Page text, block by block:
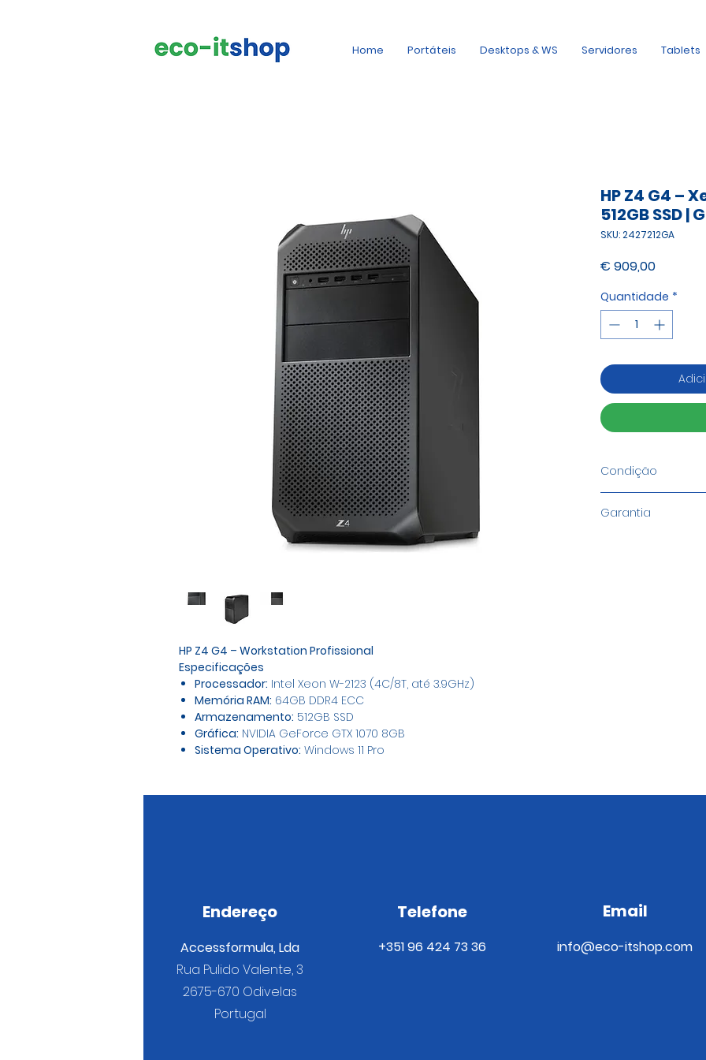
Home Portáteis Desktops & WS Servidores Tablets
HP Z4 G4 – Workstation Profissional
Especificações
Processador: Intel Xeon W-2123 (4C/8T, até 3.9GHz)
Memória RAM: 64GB DDR4 ECC
Armazenamento: 512GB SSD
Gráfica: NVIDIA GeForce GTX 1070 8GB
Sistema Operativo: Windows 11 Pro
HP Z4 G4 –
512GB SSD |
SKU: 2427212GA
€ 909,00Preço
Quantidade *
Condição
Garantia
Endereço
Accessformula, Lda
Rua Pulido Valente, 3
2675-670 Odivelas
Portugal
Telefone
+351 96 424 73 36
Email
info@eco-itshop.com